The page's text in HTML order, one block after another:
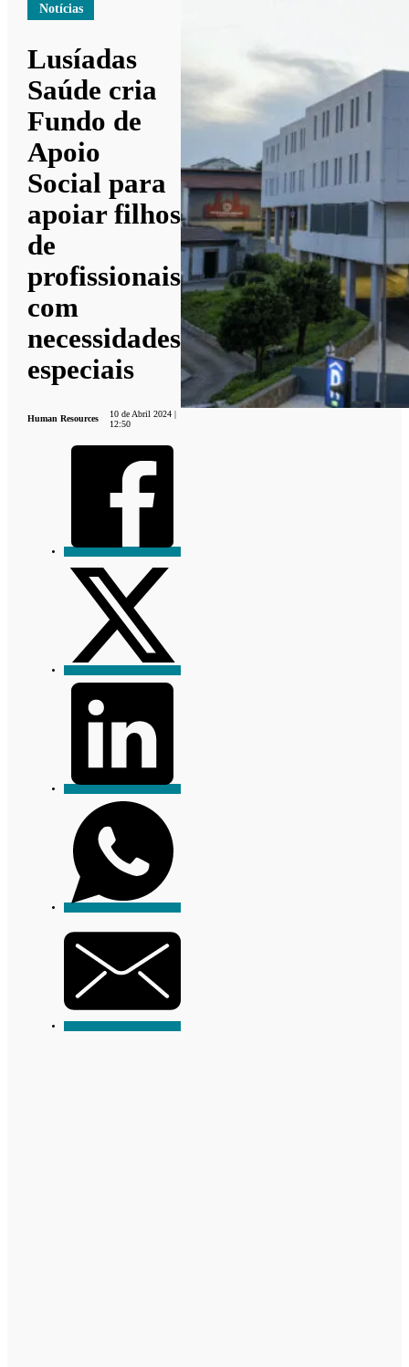
Notícias
Lusíadas
Saúde cria
Fundo de
Apoio
Social para
apoiar filhos
de
profissionais
com
necessidades
especiais
Human Resources
10 de Abril 2024 |
12:50